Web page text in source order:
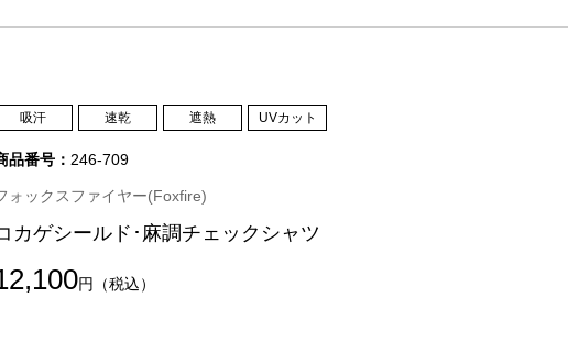
装
小物
他
ァッション雑貨
フラー／スヌード
ト
吸汗 速乾 遮熱 UVカット
品番号： 246-709
ォックスファイヤー(Foxfire)
カゲシールド･麻調チェックシャツ
円 （税込）